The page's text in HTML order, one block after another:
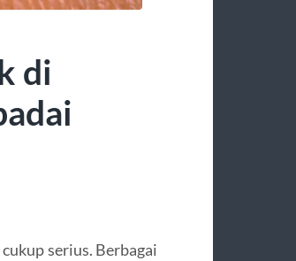
di
serius. Berbagai